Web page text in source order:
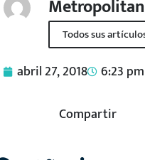
abril 27, 2018 6:23 pm
Compartir